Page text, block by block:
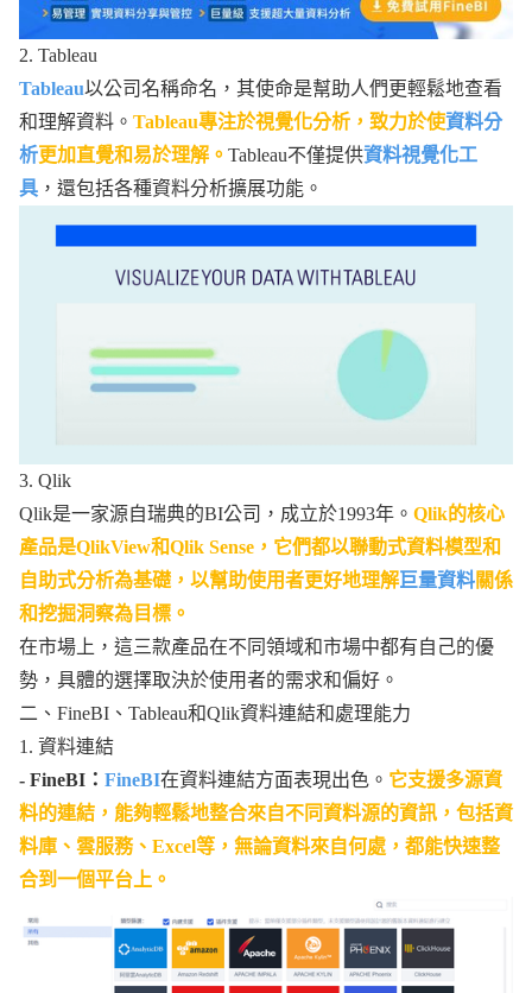
2. Tableau
Tableau以公司名稱命名，其使命是幫助人們更輕鬆地查看
和理解資料。 Tableau專注於視覺化分析，致力於使資料分
析更加直覺和易於理解。 Tableau不僅提供資料視覺化工
具 ，還包括各種資料分析擴展功能。
3. Qlik
Qlik是一家源自瑞典的BI公司，成立於1993年。 Qlik的核心
產品是QlikView和Qlik Sense，它們都以聯動式資料模型和
自助式分析為基礎，以幫助使用者更好地理解 巨量資料關係
和挖掘洞察為目標。
在市場上，這三款產品在不同領域和市場中都有自己的優
勢，具體的選擇取決於使用者的需求和偏好。
二、FineBI、Tableau和Qlik資料連結和處理能力
1. 資料連結
- FineBI： FineBI在資料連結方面表現出色。 它支援多源資
料的連結，能夠輕鬆地整合來自不同資料源的資訊，包括資
料庫、雲服務、Excel等，無論資料來自何處，都能快速整
合到一個平台上。